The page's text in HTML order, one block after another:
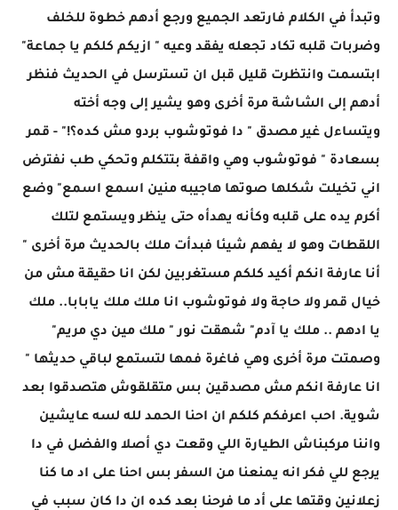
وتبدأ في الكلام فارتعد الجميع ورجع أدهم خطوة للخلف
وضربات قلبه تكاد تجعله يفقد وعيه " ازيكم كلكم يا جماعة"
ابتسمت وانتظرت قليل قبل ان تسترسل في الحديث فنظر
أدهم إلى الشاشة مرة أخرى وهو يشير إلى وجه أخته
ويتساءل غير مصدق " دا فوتوشوب بردو مش كده؟!" - قمر
بسعادة " فوتوشوب وهي واقفة بتتكلم وتحكي طب نفترض
اني تخيلت شكلها صوتها هاجيبه منين اسمع اسمع" وضع
أكرم يده على قلبه وكأنه يهدأه حتى ينظر ويستمع لتلك
اللقطات وهو لا يفهم شيئا فبدأت ملك بالحديث مرة أخرى "
أنا عارفة انكم أكيد كلكم مستغربين لكن انا حقيقة مش من
خيال قمر ولا حاجة ولا فوتوشوب انا ملك ملك يابابا.. ملك
يا ادهم .. ملك يا آدم" شهقت نور " ملك مين دي مريم"
وصمتت مرة أخرى وهي فاغرة فمها لتستمع لباقي حديثها "
انا عارفة انكم مش مصدقين بس متقلقوش هتصدقوا بعد
شوية. احب اعرفكم كلكم ان احنا الحمد لله لسه عايشين
واننا مركبناش الطيارة اللي وقعت دي أصلا والفضل في دا
يرجع للي فكر انه يمنعنا من السفر بس احنا على اد ما كنا
زعلانين وقتها على أد ما فرحنا بعد كده ان دا كان سبب في